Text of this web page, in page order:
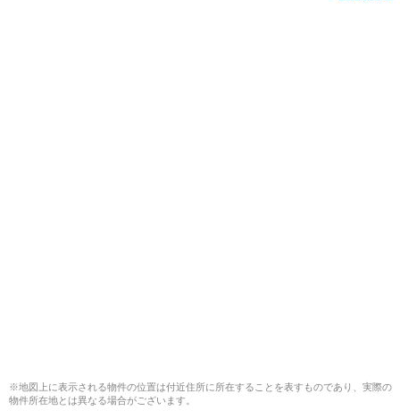
※地図上に表示される物件の位置は付近住所に所在することを表すものであり、実際の
物件所在地とは異なる場合がございます。